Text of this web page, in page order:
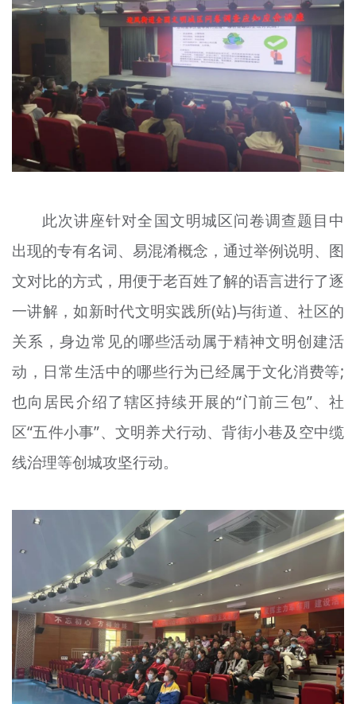
专题
+
此次讲座针对全国文明城区问卷调查题目中
出现的专有名词、易混淆概念，通过举例说明、图
文对比的方式，用便于老百姓了解的语言进行了逐
一讲解，如新时代文明实践所(站)与街道、社区的
关系，身边常见的哪些活动属于精神文明创建活
动，日常生活中的哪些行为已经属于文化消费等;
也向居民介绍了辖区持续开展的“门前三包”、社
区“五件小事”、文明养犬行动、背街小巷及空中缆
线治理等创城攻坚行动。